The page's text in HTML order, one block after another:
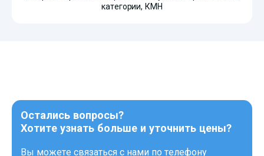
категории, КМН
Остались вопросы?
Хотите узнать больше и уточнить цены?
Вы можете связаться с нами по телефону